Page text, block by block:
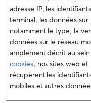
adresse IP, les
terminal, les données sur
notamment le type, la
données sur le réseau
amplement décrit au
cookies, nos sites web et
récupèrent les
mobiles et autres